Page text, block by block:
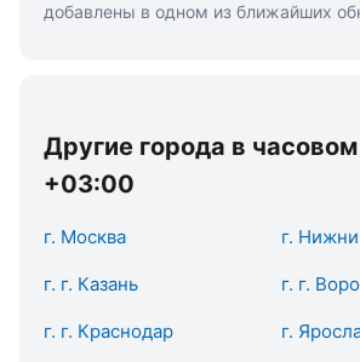
добавлены в одном из ближайших
Другие города в
+03:00
г. Москва г.
г. г. Казань г. г.
г. г. Краснодар г.